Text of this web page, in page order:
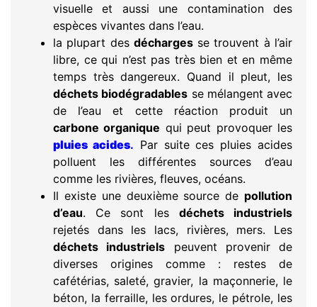
visuelle et aussi une contamination des
espèces vivantes dans l’eau.
la plupart des déchargesse trouvent à l’air
libre, ce qui n’est pas très bien et en même
temps très dangereux. Quand il pleut, les
déchets biodégradables se mélangent avec
de l’eau et cette réaction produit un
carbone organique qui peut provoquer les
pluies acides. Par suite ces pluies acides
polluent les différentes sources d’eau
comme les rivières, fleuves, océans.
Il existe une deuxième source de pollution
d’eau. Ce sont les déchets industriels
rejetés dans les lacs, rivières, mers. Les
déchets industriels peuvent provenir de
diverses origines comme : restes de
cafétérias, saleté, gravier, la maçonnerie, le
béton, la ferraille, les ordures, le pétrole, les